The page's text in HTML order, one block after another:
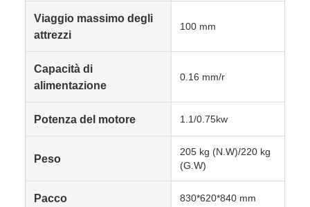
Viaggio massimo degli
attrezzi
100 mm
Capacità di
alimentazione
0.16 mm/r
Potenza del motore 1.1/0.75kw
Peso
205 kg (N.W)/220 kg
(G.W)
Pacco 830*620*840 mm